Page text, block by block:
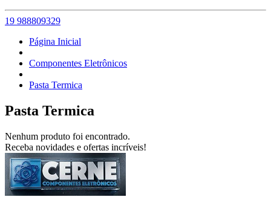
19 988809329
Página Inicial
Componentes Eletrônicos
Pasta Termica
Pasta Termica
Nenhum produto foi encontrado.
Receba novidades e ofertas incríveis!